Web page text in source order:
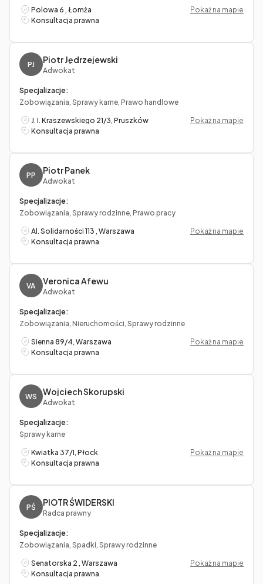
Polowa 6 , Łomża
Pokaż na mapie
Konsultacja prawna
PJ Piotr Jędrzejewski
Adwokat
Specjalizacje:
Zobowiązania, Sprawy karne, Prawo handlowe
J. I. Kraszewskiego 21/3, Pruszków
Pokaż na mapie
Konsultacja prawna
PP Piotr Panek
Adwokat
Specjalizacje:
Zobowiązania, Sprawy rodzinne, Prawo pracy
Al. Solidarności 113 , Warszawa
Pokaż na mapie
Konsultacja prawna
VA Veronica Afewu
Adwokat
Specjalizacje:
Zobowiązania, Nieruchomości, Sprawy rodzinne
Sienna 89/4, Warszawa
Pokaż na mapie
Konsultacja prawna
WS Wojciech Skorupski
Adwokat
Specjalizacje:
Sprawy karne
Kwiatka 37/1, Płock
Pokaż na mapie
Konsultacja prawna
PŚ PIOTR ŚWIDERSKI
Radca prawny
Specjalizacje:
Zobowiązania, Spadki, Sprawy rodzinne
Senatorska 2 , Warszawa
Pokaż na mapie
Konsultacja prawna